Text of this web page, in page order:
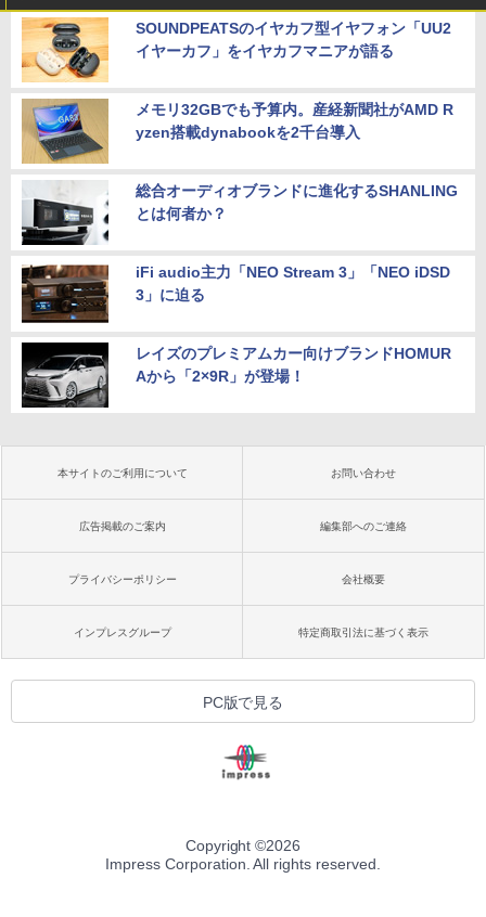
SOUNDPEATSのイヤカフ型イヤフォン「UU2
イヤーカフ」をイヤカフマニアが語る
メモリ32GBでも予算内。産経新聞社がAMD R
yzen搭載dynabookを2千台導入
総合オーディオブランドに進化するSHANLING
とは何者か？
iFi audio主力「NEO Stream 3」「NEO iDSD
3」に迫る
レイズのプレミアムカー向けブランドHOMUR
Aから「2×9R」が登場！
本サイトのご利用について お問い合わせ
広告掲載のご案内 編集部へのご連絡
プライバシーポリシー 会社概要
インプレスグループ 特定商取引法に基づく表示
PC版で見る
Copyright ©2026
Impress Corporation. All rights reserved.